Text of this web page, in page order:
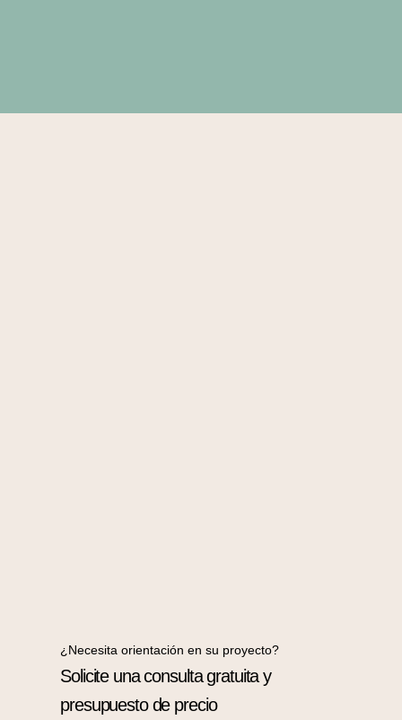
¿Necesita orientación en su proyecto?
Solicite una consulta gratuita y
presupuesto de precio